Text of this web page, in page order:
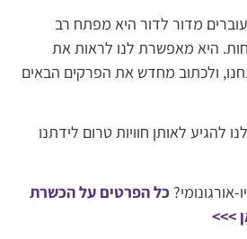
מדור לדור היא מפתח רב
היא מאפשרת לנו לראות את
ולכתוב מחדש את הפרקים הבאים
להגיע לאותן חוויות טרום לידתנו
כל הפרטים על הכשרת
>>>